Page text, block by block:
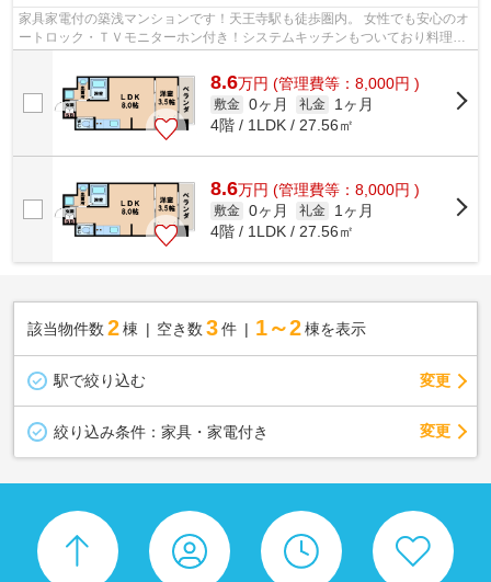
家具家電付の築浅マンションです！天王寺駅も徒歩圏内。 女性でも安心のオ
ートロック・ＴＶモニターホン付き！システムキッチンもついており料理好
8.6万円 (管理費等：8,000円 )
敷金 0ヶ月 礼金
1ヶ月
4階 / 1LDK / 27.56㎡
8.6万円 (管理費等：8,000円 )
敷金 0ヶ月 礼金
1ヶ月
4階 / 1LDK / 27.56㎡
該当物件数 2棟 空き数 3 件 1～2 棟を表示
駅で絞り込む 変更
絞り込み条件： 家具・家電付き 変更